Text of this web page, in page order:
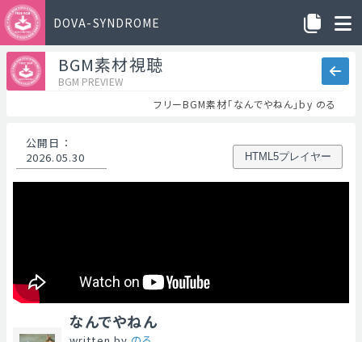
DOVA-SYNDROME
BGM素材視聴
BGM PREVIEW
フリーBGM素材「なんでやねん」by のる
公開日 ：
2026.05.30
HTML5プレイヤー
なんでやねん